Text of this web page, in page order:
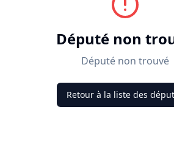
Député non
Député non trouvé
Retour à la liste des